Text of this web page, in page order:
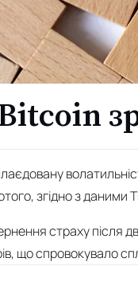
згідно з даними
страху після
що спровокувало